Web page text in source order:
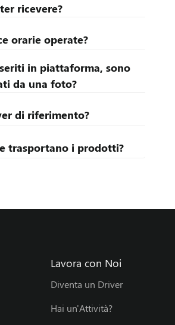
ricevere?
fasce orarie operate?
in piattaforma, sono
da una foto?
di riferimento?
trasportano i prodotti?
Lavora con Noi
Diventa un Driver
Hai un'Attività?